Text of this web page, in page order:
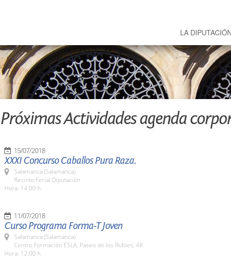
LA DIPUTACIÓN
Próximas Actividades agenda
15/07/2018
XXXI Concurso Caballos Pura Raza.
Salamanca (Salamanca)
Recinto Ferial Diputación
Hora: 14:00 h.
11/07/2018
Curso Programa Forma-T Joven
Salamanca (Salamanca)
Centro Formación ESLA. Paseo de los Robles, 48.
Hora: 12:00 h.